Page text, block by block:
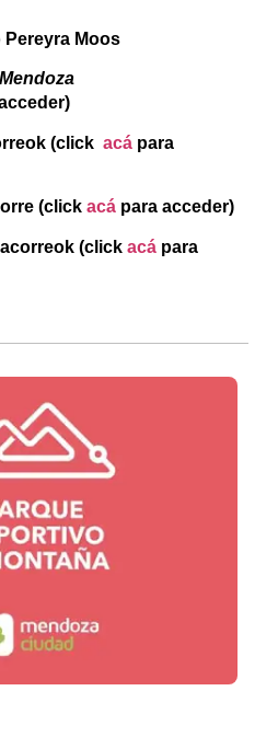
Pereyra Moos
Mendoza
(click acápara
(click acápara acceder)
(click acápara